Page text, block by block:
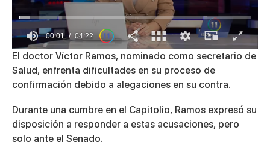
0
seconds
of
4
minutes,
seconds
00:01 04:22
El doctor Víctor Ramos, nominado como secretario de
Salud, enfrenta dificultades en su proceso de
confirmación debido a alegaciones en su contra.
Durante una cumbre en el Capitolio, Ramos expresó su
disposición a responder a estas acusaciones, pero
solo ante el Senado.